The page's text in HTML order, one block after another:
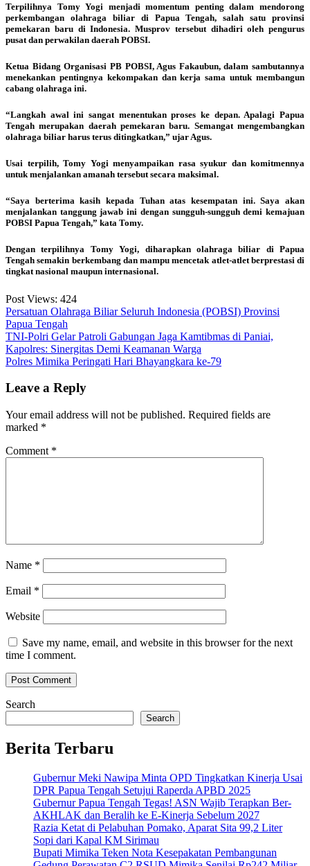
Terpilihnya Tomy Yogi menjadi momentum penting dalam mendorong
perkembangan olahraga biliar di Papua Tengah, salah satu provinsi
pemekaran baru di Indonesia. Musprov tersebut dihadiri oleh pengurus
pusat dan perwakilan daerah POBSI.
Ketua Bidang Organisasi PB POBSI, Agus Fakaubun, dalam sambutannya
menekankan pentingnya kekompakan dan kerja sama untuk membangun
cabang olahraga ini.
“Langkah awal ini sangat menentukan proses ke depan. Apalagi Papua
Tengah merupakan daerah pemekaran baru. Semangat mengembangkan
olahraga biliar harus terus ditingkatkan,” ujar Agus.
Usai terpilih, Tomy Yogi menyampaikan rasa syukur dan komitmennya
untuk menjalankan amanah tersebut secara maksimal.
“Saya berterima kasih kepada Tuhan atas kesempatan ini. Saya akan
menjalankan tanggung jawab ini dengan sungguh-sungguh demi kemajuan
POBSI Papua Tengah,” kata Tomy.
Dengan terpilihnya Tomy Yogi, diharapkan olahraga biliar di Papua
Tengah semakin berkembang dan mampu mencetak atlet-atlet berprestasi di
tingkat nasional maupun internasional.
Post Views: 424
Persatuan Olahraga Biliar Seluruh Indonesia (POBSI) Provinsi
Papua Tengah
Post
navigation
TNI-Polri Gelar Patroli Gabungan Jaga Kamtibmas di Paniai,
Kapolres: Sinergitas Demi Keamanan Warga
Polres Mimika Peringati Hari Bhayangkara ke-79
Leave a Reply
Your email address will not be published. Required fields are
marked *
Comment *
Name *
Email *
Website
Save my name, email, and website in this browser for the next
time I comment.
Search
Search
Berita Terbaru
Gubernur Meki Nawipa Minta OPD Tingkatkan Kinerja Usai
DPR Papua Tengah Setujui Raperda APBD 2025
Gubernur Papua Tengah Tegas! ASN Wajib Terapkan Ber-
AKHLAK dan Beralih ke E-Kinerja Sebelum 2027
Razia Ketat di Pelabuhan Pomako, Aparat Sita 99,2 Liter
Sopi dari Kapal KM Sirimau
Bupati Mimika Teken Nota Kesepakatan Pembangunan